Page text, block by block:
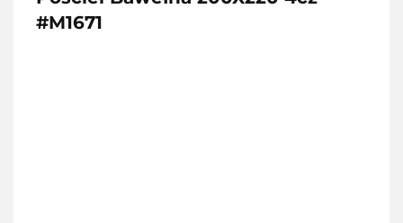
#M1671